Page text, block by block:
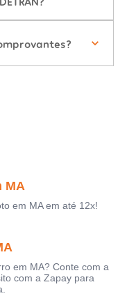
MA
em MA em até 12x!
em MA? Conte com a
com a Zapay para